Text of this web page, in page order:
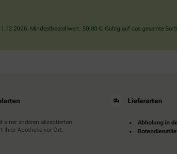
Flagge.Mindestbestellwert: 50,00 €. Gültig auf das gesamte
einer anderen akzeptierten
Ihrer Apotheke vor Ort.
Lieferarten
Abholung in